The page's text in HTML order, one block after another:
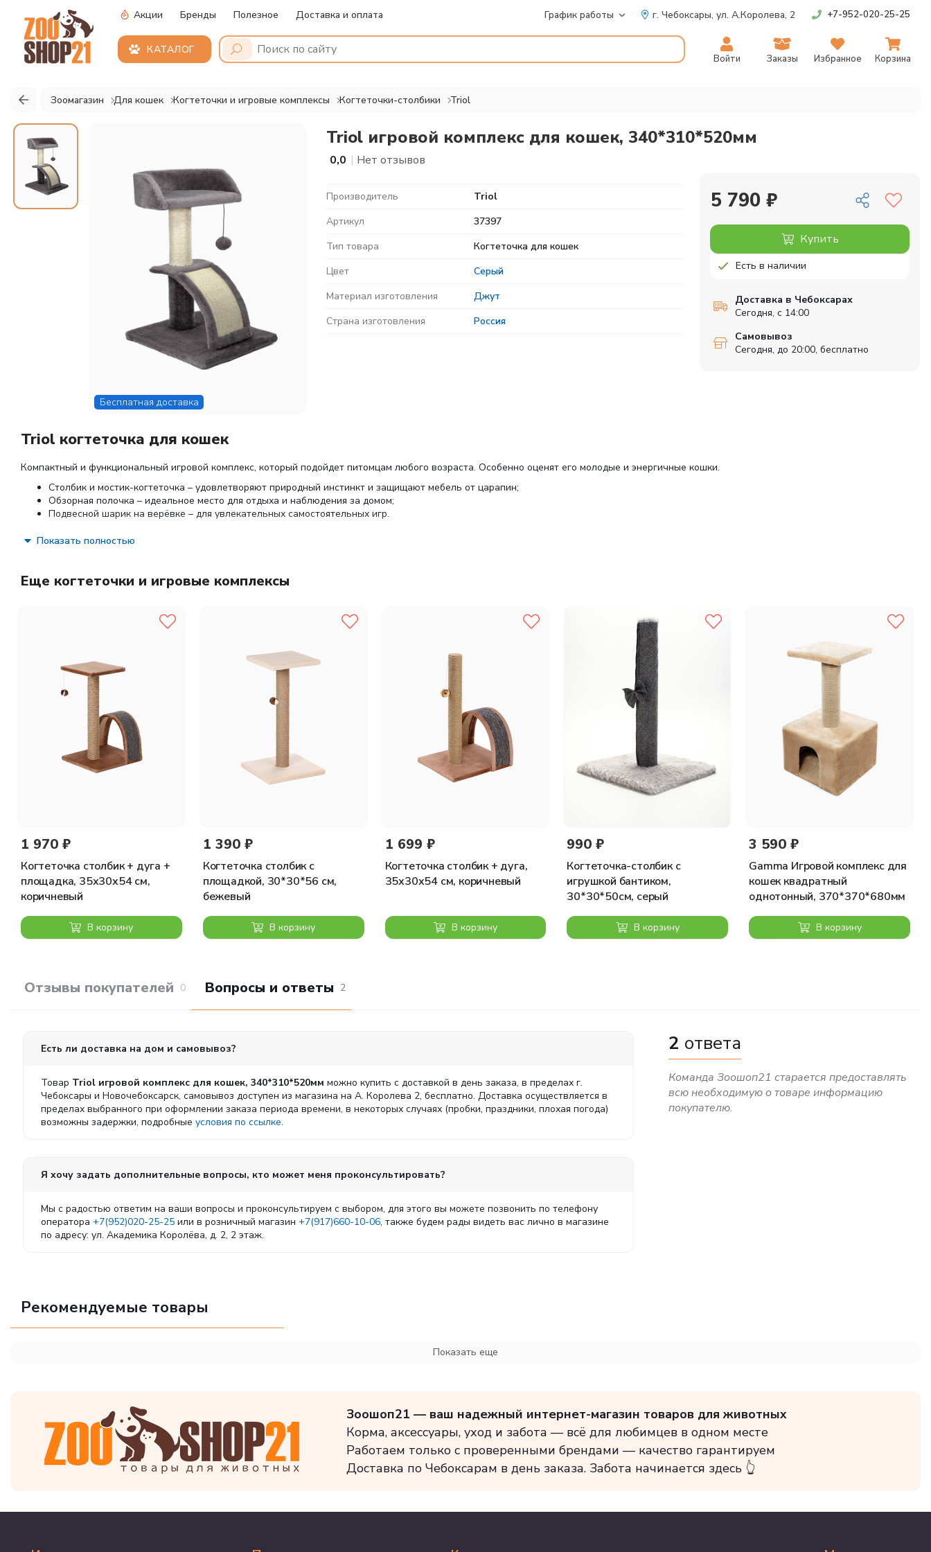
Акции Бренды Полезное Доставка и оплата График работы г. Чебоксары, ул. А.Королева, 2 +7-952-020-25-25
КАТАЛОГ
Войти Заказы Избранное Корзина
Зоомагазин Для кошек Когтеточки и игровые комплексы Когтеточки-столбики Triol
Бесплатная доставка
Triol игровой комплекс для кошек, 340*310*520мм
0,0 | Нет отзывов
Производитель
Triol
Артикул
37397
Тип товара
Когтеточка для кошек
Цвет
Серый
Материал изготовления
Джут
Страна изготовления
Россия
5 790 ₽
Купить
Есть в наличии
Доставка в Чебоксарах
Сегодня, с 14:00
Самовывоз
Сегодня, до 20:00, бесплатно
Triol когтеточка для кошек
Компактный и функциональный игровой комплекс, который подойдет питомцам любого возраста. Особенно оценят его молодые и энергичные кошки.
Столбик и мостик-когтеточка – удовлетворяют природный инстинкт и защищают мебель от царапин;
Обзорная полочка – идеальное место для отдыха и наблюдения за домом;
Подвесной шарик на верёвке – для увлекательных самостоятельных игр.
Габариты: 340 × 310 × 520 мм.
Показать полностью
Еще когтеточки и игровые комплексы
1 970 ₽
Когтеточка столбик + дуга +
площадка, 35х30х54 см,
коричневый
В корзину
1 390 ₽
Когтеточка столбик с
площадкой, 30*30*56 см,
бежевый
В корзину
1 699 ₽
Когтеточка столбик + дуга,
35х30х54 см, коричневый
В корзину
990 ₽
Когтеточка-столбик с
игрушкой бантиком,
30*30*50см, серый
В корзину
3 590 ₽
Gamma Игровой комплекс для
кошек квадратный
однотонный, 370*370*680мм
В корзину
Отзывы покупателей 0 Вопросы и ответы 2
Есть ли доставка на дом и самовывоз?
Товар Triol игровой комплекс для кошек, 340*310*520мм можно купить с доставкой в день заказа, в пределах г.
Чебоксары и Новочебоксарск, самовывоз доступен из магазина на А. Королева 2, бесплатно. Доставка осуществляется в
пределах выбранного при оформлении заказа периода времени, в некоторых случаях (пробки, праздники, плохая погода)
возможны задержки, подробные условия по ссылке.
Я хочу задать дополнительные вопросы, кто может меня проконсультировать?
Мы с радостью ответим на ваши вопросы и проконсультируем с выбором, для этого вы можете позвонить по телефону
оператора +7(952)020-25-25 или в розничный магазин +7(917)660-10-06, также будем рады видеть вас лично в магазине
по адресу: ул. Академика Королёва, д. 2, 2 этаж.
2 ответа
Команда Зоошоп21 старается предоставлять
всю необходимую о товаре информацию
покупателю.
Рекомендуемые товары
Показать еще
Зоошоп21 — ваш надежный интернет-магазин товаров для животных
Корма, аксессуары, уход и забота — всё для любимцев в одном месте
Работаем только с проверенными брендами — качество гарантируем
Доставка по Чебоксарам в день заказа. Забота начинается здесь 👆